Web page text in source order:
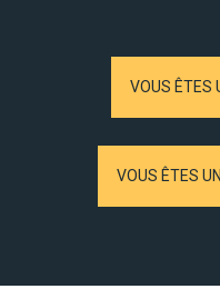
VOUS ÊTES
VOUS ÊTES